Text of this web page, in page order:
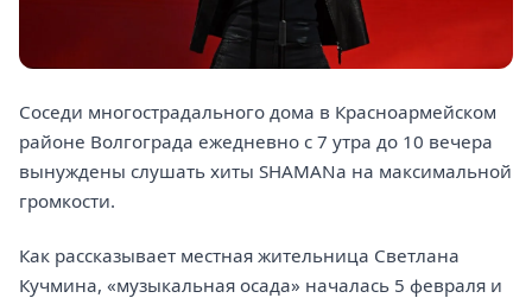
Соседи многострадального дома в Красноармейском
районе Волгограда ежедневно с 7 утра до 10 вечера
вынуждены слушать хиты SHAMANа на максимальной
громкости.
Как рассказывает местная жительница Светлана
Кучмина, «музыкальная осада» началась 5 февраля и